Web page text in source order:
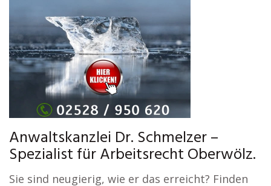
Anwaltskanzlei Dr. Schmelzer –
Spezialist für Arbeitsrecht Oberwölz.
Sie sind neugierig, wie er das erreicht? Finden